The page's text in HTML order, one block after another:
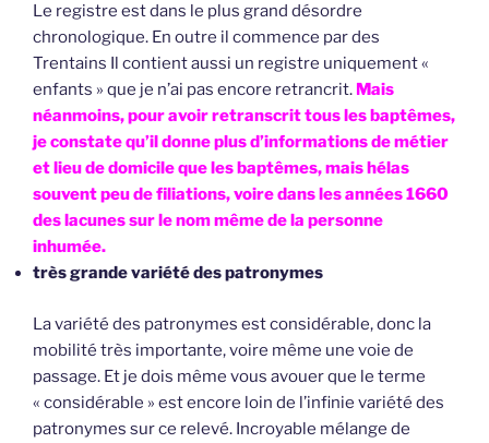
Le registre est dans le plus grand désordre
chronologique. En outre il commence par des
Trentains Il contient aussi un registre uniquement «
enfants » que je n’ai pas encore retrancrit. Mais
néanmoins, pour avoir retranscrit tous les baptêmes,
je constate qu’il donne plus d’informations de métier
et lieu de domicile que les baptêmes, mais hélas
souvent peu de filiations, voire dans les années 1660
des lacunes sur le nom même de la personne
inhumée.
très grande variété des patronymes
La variété des patronymes est considérable, donc la
mobilité très importante, voire même une voie de
passage. Et je dois même vous avouer que le terme
« considérable » est encore loin de l’infinie variété des
patronymes sur ce relevé. Incroyable mélange de